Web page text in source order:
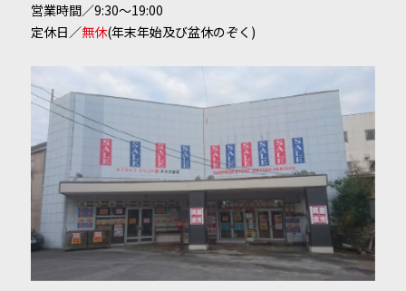
営業時間／9:30～19:00
定休日／無休(年末年始及び盆休のぞく)